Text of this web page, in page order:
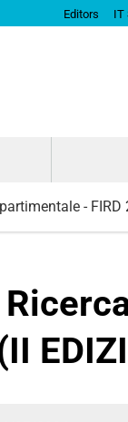
Editors IT
- FIRD